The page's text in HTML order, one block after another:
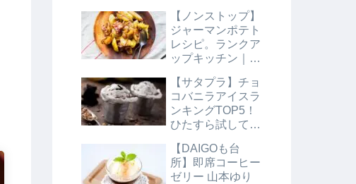
【ノンストップ】
ジャーマンポテト
レシピ。ランクア
ップキッチン｜10
【サタプラ】チョ
コバニラアイスラ
ンキングTOP5！
ひたすら試してラ
日【サタデープラ
ス】
【DAIGOも台
所】即席コーヒー
ゼリー 山本ゆり